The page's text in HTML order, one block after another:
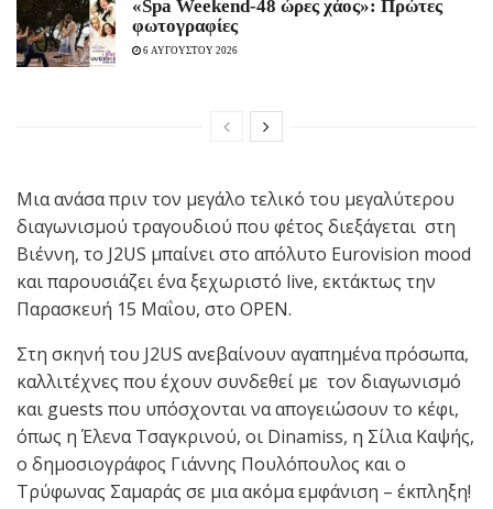
«Spa Weekend-48 ώρες χάος»: Πρώτες
φωτογραφίες
6 ΑΥΓΟΥΣΤΟΥ 2026
Μια ανάσα πριν τον μεγάλο τελικό του μεγαλύτερου
διαγωνισμού τραγουδιού που φέτος διεξάγεται στη
Βιέννη, το J2US μπαίνει στο απόλυτο Eurovision mood
και παρουσιάζει ένα ξεχωριστό live, εκτάκτως την
Παρασκευή 15 Μαΐου, στο OPEN.
Στη σκηνή του J2US ανεβαίνουν αγαπημένα πρόσωπα,
καλλιτέχνες που έχουν συνδεθεί με τον διαγωνισμό
και guests που υπόσχονται να απογειώσουν το κέφι,
όπως η Έλενα Τσαγκρινού, οι Dinamiss, η Σίλια Καψής,
ο δημοσιογράφος Γιάννης Πουλόπουλος και ο
Τρύφωνας Σαμαράς σε μια ακόμα εμφάνιση – έκπληξη!